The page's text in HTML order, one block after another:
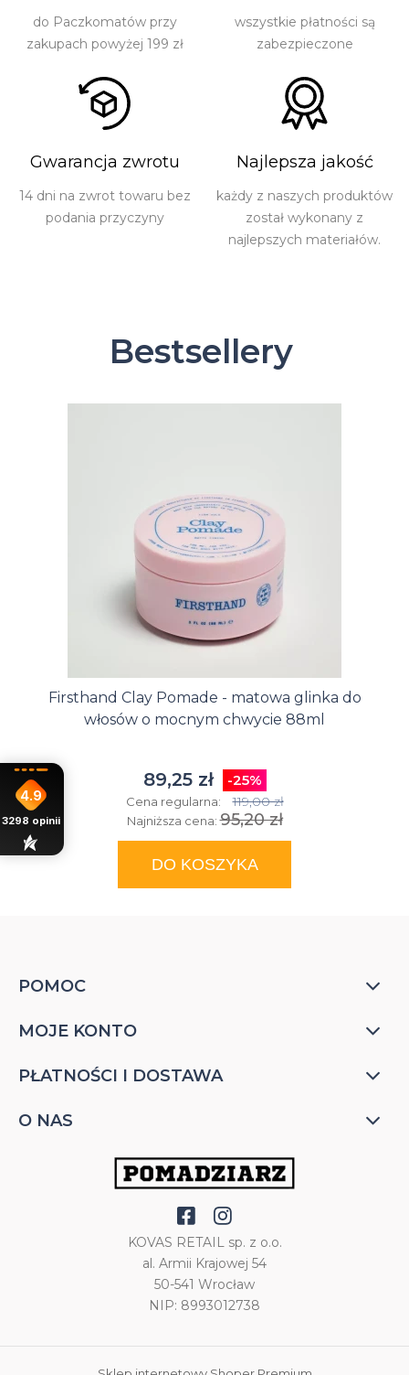
do Paczkomatów przy
zakupach powyżej 199 zł
wszystkie płatności są
zabezpieczone
Gwarancja zwrotu
14 dni na zwrot towaru bez
podania przyczyny
Najlepsza jakość
każdy z naszych produktów
został wykonany z
najlepszych materiałów.
Bestsellery
Firsthand Clay Pomade - matowa glinka do
włosów o mocnym chwycie 88ml
89,25 zł -25%
Cena regularna: 119,00 zł
Najniższa cena:95,20 zł
DO KOSZYKA
POMOC
MOJE KONTO
PŁATNOŚCI I DOSTAWA
O NAS
KOVAS RETAIL sp. z o.o.
al. Armii Krajowej 54
50-541 Wrocław
NIP: 8993012738
4.9
3298 opinii